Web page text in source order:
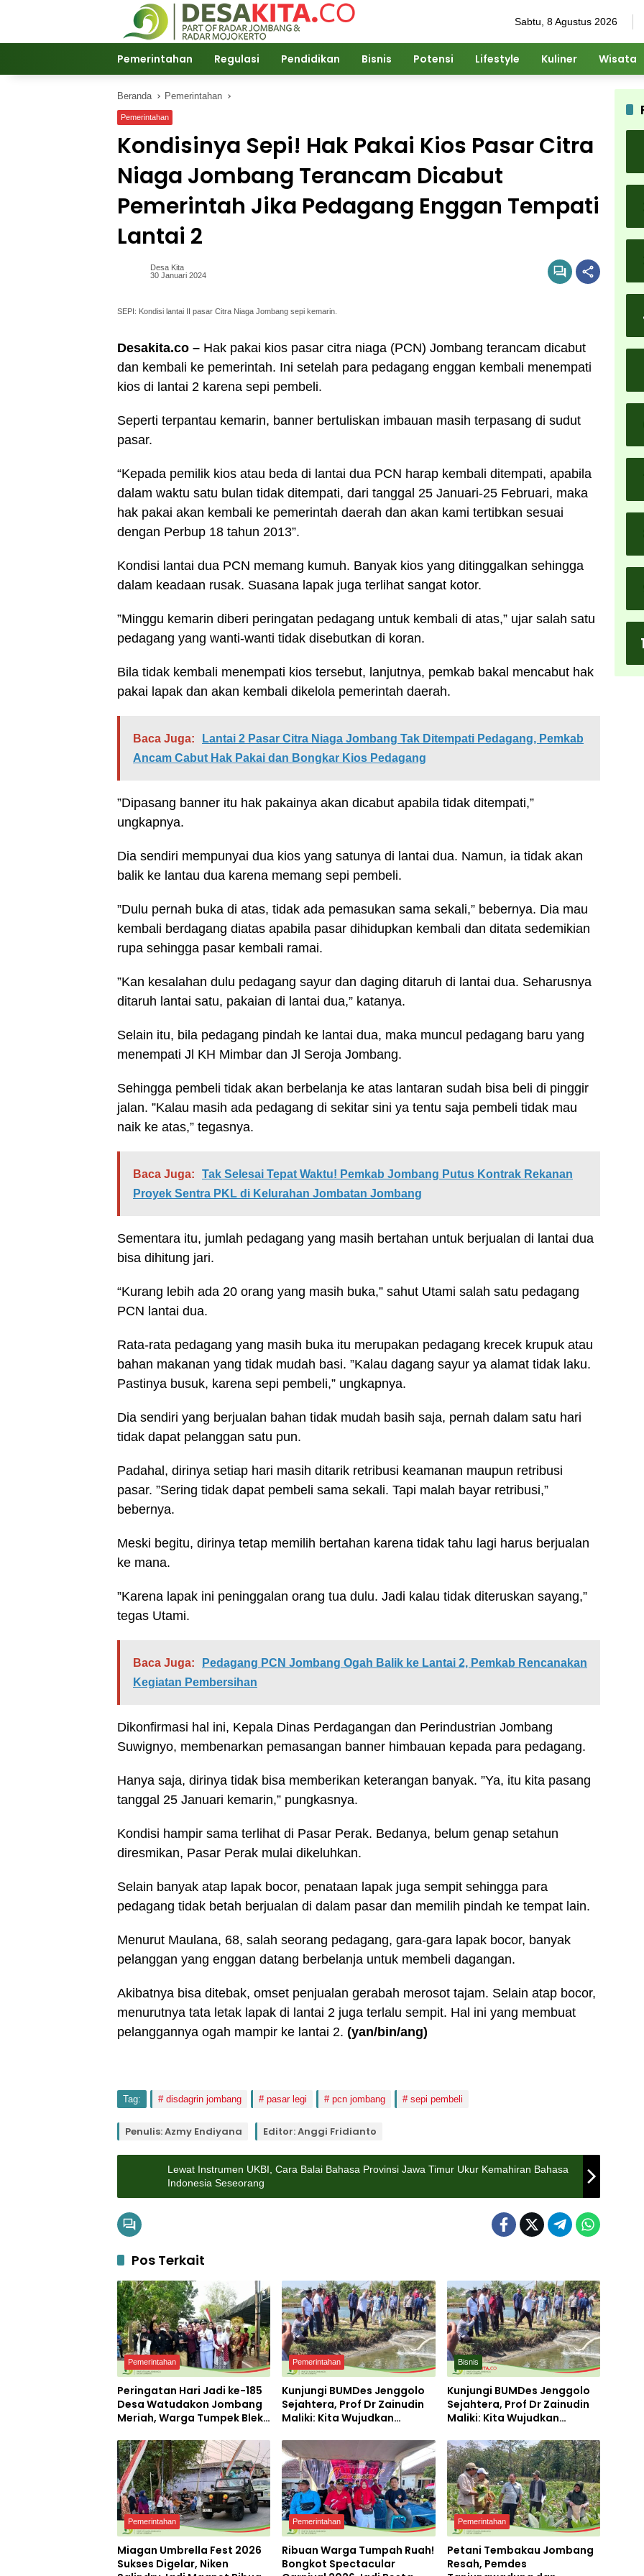
Sabtu, 8 Agustus 2026
Pemerintahan Regulasi Pendidikan Bisnis Potensi Lifestyle Kuliner Wisata
Beranda Pemerintahan
Pemerintahan
Kondisinya Sepi! Hak Pakai Kios Pasar Citra
Niaga Jombang Terancam Dicabut
Pemerintah Jika Pedagang Enggan Tempati
Lantai 2
Desa Kita
30 Januari 2024
SEPI: Kondisi lantai II pasar Citra Niaga Jombang sepi kemarin.
Desakita.co – Hak pakai kios pasar citra niaga (PCN) Jombang terancam dicabut
dan kembali ke pemerintah. Ini setelah para pedagang enggan kembali menempati
kios di lantai 2 karena sepi pembeli.
Seperti terpantau kemarin, banner bertuliskan imbauan masih terpasang di sudut
pasar.
“Kepada pemilik kios atau beda di lantai dua PCN harap kembali ditempati, apabila
dalam waktu satu bulan tidak ditempati, dari tanggal 25 Januari-25 Februari, maka
hak pakai akan kembali ke pemerintah daerah dan akan kami tertibkan sesuai
dengan Perbup 18 tahun 2013”.
Kondisi lantai dua PCN memang kumuh. Banyak kios yang ditinggalkan sehingga
dalam keadaan rusak. Suasana lapak juga terlihat sangat kotor.
”Minggu kemarin diberi peringatan pedagang untuk kembali di atas,” ujar salah satu
pedagang yang wanti-wanti tidak disebutkan di koran.
Bila tidak kembali menempati kios tersebut, lanjutnya, pemkab bakal mencabut hak
pakai lapak dan akan kembali dikelola pemerintah daerah.
Baca Juga:
Lantai 2 Pasar Citra Niaga Jombang Tak Ditempati Pedagang, Pemkab
Ancam Cabut Hak Pakai dan Bongkar Kios Pedagang
”Dipasang banner itu hak pakainya akan dicabut apabila tidak ditempati,”
ungkapnya.
Dia sendiri mempunyai dua kios yang satunya di lantai dua. Namun, ia tidak akan
balik ke lantau dua karena memang sepi pembeli.
”Dulu pernah buka di atas, tidak ada pemasukan sama sekali,” bebernya. Dia mau
kembali berdagang diatas apabila pasar dihidupkan kembali dan ditata sedemikian
rupa sehingga pasar kembali ramai.
”Kan kesalahan dulu pedagang sayur dan daging ditaruh di lantai dua. Seharusnya
ditaruh lantai satu, pakaian di lantai dua,” katanya.
Selain itu, bila pedagang pindah ke lantai dua, maka muncul pedagang baru yang
menempati Jl KH Mimbar dan Jl Seroja Jombang.
Sehingga pembeli tidak akan berbelanja ke atas lantaran sudah bisa beli di pinggir
jalan. ”Kalau masih ada pedagang di sekitar sini ya tentu saja pembeli tidak mau
naik ke atas,” tegasnya.
Baca Juga:
Tak Selesai Tepat Waktu! Pemkab Jombang Putus Kontrak Rekanan
Proyek Sentra PKL di Kelurahan Jombatan Jombang
Sementara itu, jumlah pedagang yang masih bertahan untuk berjualan di lantai dua
bisa dihitung jari.
“Kurang lebih ada 20 orang yang masih buka,” sahut Utami salah satu pedagang
PCN lantai dua.
Rata-rata pedagang yang masih buka itu merupakan pedagang krecek krupuk atau
bahan makanan yang tidak mudah basi. ”Kalau dagang sayur ya alamat tidak laku.
Pastinya busuk, karena sepi pembeli,” ungkapnya.
Dia sendiri yang berjualan bahan tidak mudah basih saja, pernah dalam satu hari
tidak dapat pelanggan satu pun.
Padahal, dirinya setiap hari masih ditarik retribusi keamanan maupun retribusi
pasar. ”Sering tidak dapat pembeli sama sekali. Tapi malah bayar retribusi,”
bebernya.
Meski begitu, dirinya tetap memilih bertahan karena tidak tahu lagi harus berjualan
ke mana.
”Karena lapak ini peninggalan orang tua dulu. Jadi kalau tidak diteruskan sayang,”
tegas Utami.
Baca Juga:
Pedagang PCN Jombang Ogah Balik ke Lantai 2, Pemkab Rencanakan
Kegiatan Pembersihan
Dikonfirmasi hal ini, Kepala Dinas Perdagangan dan Perindustrian Jombang
Suwignyo, membenarkan pemasangan banner himbauan kepada para pedagang.
Hanya saja, dirinya tidak bisa memberikan keterangan banyak. ”Ya, itu kita pasang
tanggal 25 Januari kemarin,” pungkasnya.
Kondisi hampir sama terlihat di Pasar Perak. Bedanya, belum genap setahun
diresmikan, Pasar Perak mulai dikeluhkan.
Selain banyak atap lapak bocor, penataan lapak juga sempit sehingga para
pedagang tidak betah berjualan di dalam pasar dan memilih pindah ke tempat lain.
Menurut Maulana, 68, salah seorang pedagang, gara-gara lapak bocor, banyak
pelanggan yang enggan datang berbelanja untuk membeli dagangan.
Akibatnya bisa ditebak, omset penjualan gerabah merosot tajam. Selain atap bocor,
menurutnya tata letak lapak di lantai 2 juga terlalu sempit. Hal ini yang membuat
pelanggannya ogah mampir ke lantai 2. (yan/bin/ang)
Tag: disdagrin jombang pasar legi pcn jombang sepi pembeli
Penulis: Azmy Endiyana Editor: Anggi Fridianto
Lewat Instrumen UKBI, Cara Balai Bahasa Provinsi Jawa Timur Ukur Kemahiran Bahasa
Indonesia Seseorang
Pos Terkait
Pemerintahan
Peringatan Hari Jadi ke-185
Desa Watudakon Jombang
Meriah, Warga Tumpek Blek
Pemerintahan
Kunjungi BUMDes Jenggolo
Sejahtera, Prof Dr Zainudin
Maliki: Kita Wujudkan
dengan Potensi Desa
Bisnis
Kunjungi BUMDes Jenggolo
Sejahtera, Prof Dr Zainudin
Maliki: Kita Wujudkan
dengan Potensi Desa
Pemerintahan
Miagan Umbrella Fest 2026
Sukses Digelar, Niken
Pemerintahan
Ribuan Warga Tumpah Ruah!
Bongkot Spectacular
Pemerintahan
Petani Tembakau Jombang
Resah, Pemdes